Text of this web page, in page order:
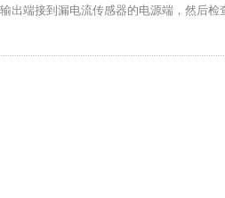
出端接到漏电流传感器的电源端，然后